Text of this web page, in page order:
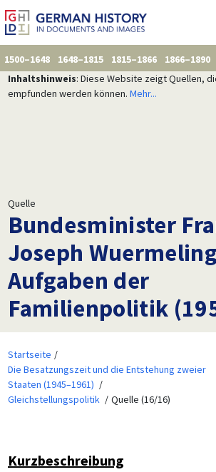
1500–1648 1648–1815 1815–1866 1866–1890
Inhaltshinweis: Diese Website zeigt Quellen,
empfunden werden können. Mehr...
Quelle
Bundesminister
Joseph
Aufgaben der
Familienpolitik
Startseite
Die Besatzungszeit und die Entstehung zweier
Staaten (1945–1961)
Gleichstellungspolitik
Quelle (16/16)
Kurzbeschreibung